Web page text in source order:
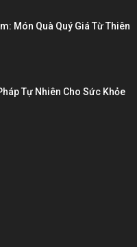
Món Quà Quý Giá Từ Thiên
Tự Nhiên Cho Sức Khỏe